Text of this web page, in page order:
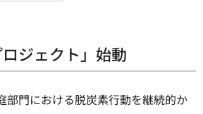
ロジェクト」始動
部門における脱炭素行動を継続的か